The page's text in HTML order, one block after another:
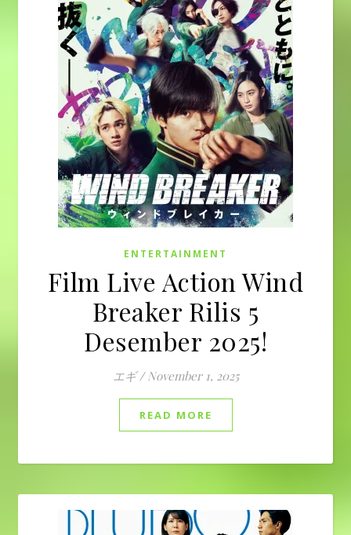
ENTERTAINMENT
Film Live Action Wind
Breaker Rilis 5
Desember 2025!
エギ / November 1, 2025
READ MORE